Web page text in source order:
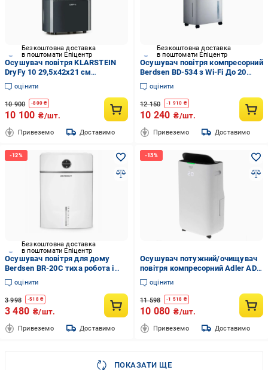
Безкоштовна доставка
в поштомати Епіцентр
Осушувач повітря KLARSTEIN
DryFy 10 29,5x42x21 см
(10032662)
оцінити
10 900 -800 ₴
10 100 ₴/шт.
Привеземо Доставимо
Безкоштовна доставка
в поштомати Епіцентр
Осушувач повітря компресорний
Berdsen BD-534 з Wi-Fi До 20
л/24 год (2868950322)
оцінити
12 150 -1 910 ₴
10 240 ₴/шт.
Привеземо Доставимо
Безкоштовна доставка
в поштомати Епіцентр
Осушувач повітря для дому
Berdsen BR-20C тиха робота і
просте керування (2904975607)
оцінити
3 998 -518₴
3 480 ₴/шт.
Привеземо Доставимо
Осушувач потужний/очищувач
повітря компресорний Adler AD
7863 з HEPA фільтром
(2945596922)
оцінити
11 598 -1 518 ₴
10 080 ₴/шт.
Привеземо Доставимо
ПОКАЗАТИ ЩЕ